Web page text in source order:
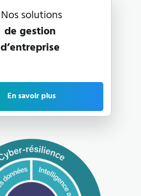
Nos solutions
de gestion
d’entreprise
En savoir plus